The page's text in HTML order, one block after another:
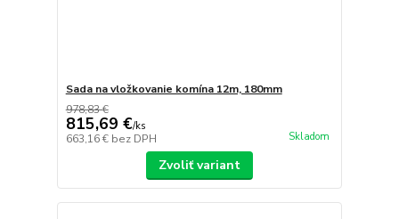
Sada na vložkovanie komína 12m, 180mm
978,83 €
815,69 €/ks
663,16 € bez DPH Skladom
Zvoliť variant